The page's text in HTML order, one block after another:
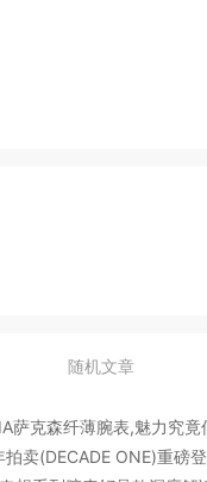
随机文章
萨克森纤薄腕表,魅力究竟